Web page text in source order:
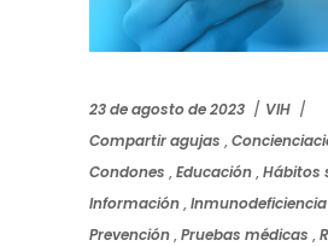
23 de agosto de 2023
VIH
Compartir agujas ,
Condones ,Educación,Hábitos
Información,Inmunodeficiencia
Prevención,Pruebas médicas ,